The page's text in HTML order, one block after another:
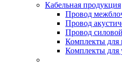
Кабельная продукция
Провод
Провод
Провод силовой
Комплекты для
Комплекты для